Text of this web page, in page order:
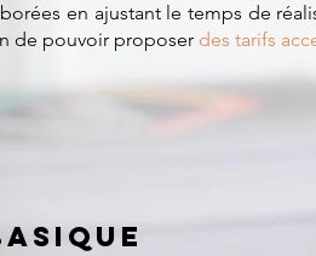
en ajustant le temps de
de pouvoir proposer des tarifs